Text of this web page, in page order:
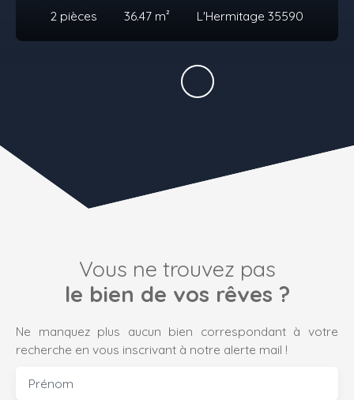
2 pièces 36.47 m² L'Hermitage 35590
Vous ne trouvez pas
le bien de vos rêves ?
Ne manquez plus aucun bien correspondant à votre
recherche en vous inscrivant à notre alerte mail !
Prénom